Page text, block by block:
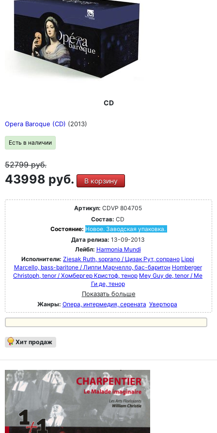
CD
Opera Baroque (CD) (2013)
Есть в наличии
52799руб.
43998 руб. В корзину
Артикул: CDVP 804705
Состав: CD
Состояние: Новое. Заводская упаковка.
Дата релиза: 13-09-2013
Лейбл: Harmonia Mundi
Исполнители: Ziesak Ruth, soprano / Цизак Рут, сопрано Lippi
Marcello, bass-baritone / Липпи Марчелло, бас-баритон Homberger
Christoph, tenor / Хомбергер Кристоф, тенор Mey Guy de, tenor / Ме
Ги де, тенор
Показать больше
Жанры: Опера, интермедия, серената Увертюра
Хит продаж